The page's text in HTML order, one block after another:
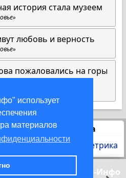
использует
материалов
история стала музеем
любовь и верность
пожаловались на горы
пляже
Статистика
2000-2026 Азов-точка-Инфо